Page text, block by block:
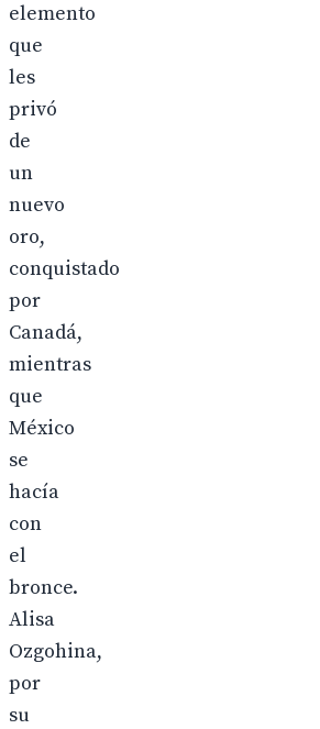
elemento
que
les
privó
de
un
nuevo
oro,
conquistado
por
Canadá,
mientras
que
México
se
hacía
con
el
bronce.
Alisa
Ozgohina,
por
su